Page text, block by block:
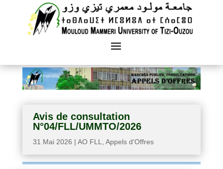
Avis de consultation
N°04/FLL/UMMTO/2026
31 Mai 2026 | AO FLL Appels d'Offres